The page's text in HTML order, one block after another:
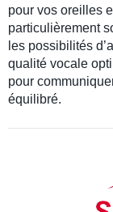
pour vos oreilles
particulièrement
les possibilités
qualité vocale
pour
équilibré.